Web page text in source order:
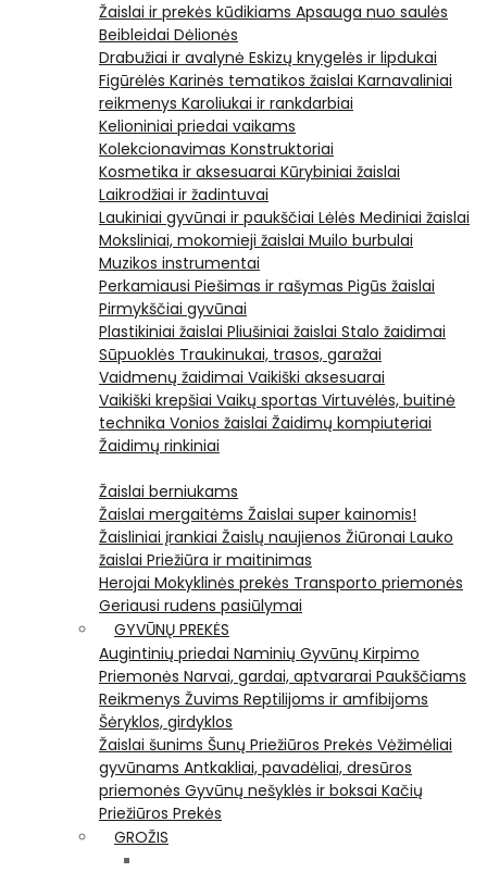
Žaislai ir prekės kūdikiams Apsauga nuo saulės
Beibleidai Dėlionės
Drabužiai ir avalynė Eskizų knygelės ir lipdukai
Figūrėlės Karinės tematikos žaislai Karnavaliniai
reikmenys Karoliukai ir rankdarbiai
Kelioniniai priedai vaikams
Kolekcionavimas Konstruktoriai
Kosmetika ir aksesuarai Kūrybiniai žaislai
Laikrodžiai ir žadintuvai
Laukiniai gyvūnai ir paukščiai Lėlės Mediniai žaislai
Moksliniai, mokomieji žaislai Muilo burbulai
Muzikos instrumentai
Perkamiausi Piešimas ir rašymas Pigūs žaislai
Pirmykščiai gyvūnai
Plastikiniai žaislai Pliušiniai žaislai Stalo žaidimai
Sūpuoklės Traukinukai, trasos, garažai
Vaidmenų žaidimai Vaikiški aksesuarai
Vaikiški krepšiai Vaikų sportas Virtuvėlės, buitinė
technika Vonios žaislai Žaidimų kompiuteriai
Žaidimų rinkiniai
Žaislai berniukams
Žaislai mergaitėms Žaislai super kainomis!
Žaisliniai įrankiai Žaislų naujienos Žiūronai Lauko
žaislai Priežiūra ir maitinimas
Herojai Mokyklinės prekės Transporto priemonės
Geriausi rudens pasiūlymai
GYVŪNŲ PREKĖS
Augintinių priedai Naminių Gyvūnų Kirpimo
Priemonės Narvai, gardai, aptvararai Paukščiams
Reikmenys Žuvims Reptilijoms ir amfibijoms
Šėryklos, girdyklos
Žaislai šunims Šunų Priežiūros Prekės Vėžimėliai
gyvūnams Antkakliai, pavadėliai, dresūros
priemonės Gyvūnų nešyklės ir boksai Kačių
Priežiūros Prekės
GROŽIS